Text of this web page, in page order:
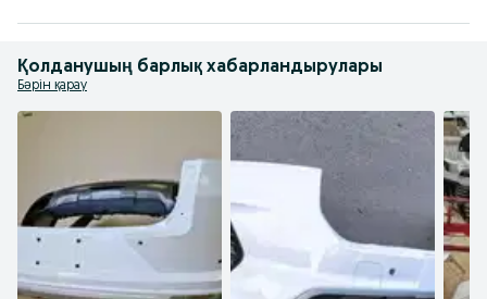
Қолданушың барлық хабарландырулары
Бәрін қарау